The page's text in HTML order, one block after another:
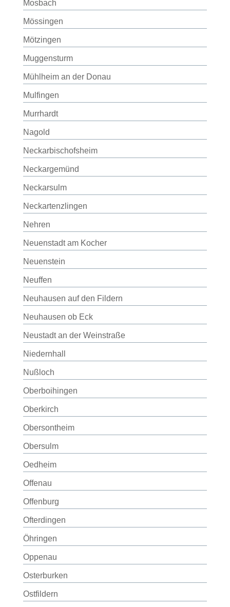
Mosbach
Mössingen
Mötzingen
Muggensturm
Mühlheim an der Donau
Mulfingen
Murrhardt
Nagold
Neckarbischofsheim
Neckargemünd
Neckarsulm
Neckartenzlingen
Nehren
Neuenstadt am Kocher
Neuenstein
Neuffen
Neuhausen auf den Fildern
Neuhausen ob Eck
Neustadt an der Weinstraße
Niedernhall
Nußloch
Oberboihingen
Oberkirch
Obersontheim
Obersulm
Oedheim
Offenau
Offenburg
Ofterdingen
Öhringen
Oppenau
Osterburken
Ostfildern